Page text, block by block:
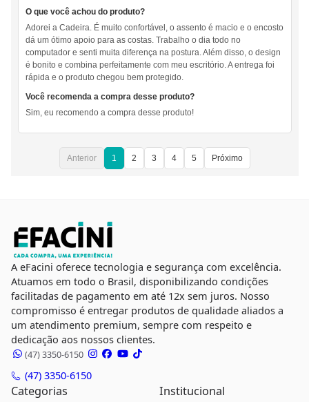
O que você achou do produto?
Adorei a Cadeira. É muito confortável, o assento é macio e o encosto
dá um ótimo apoio para as costas. Trabalho o dia todo no
computador e senti muita diferença na postura. Além disso, o design
é bonito e combina perfeitamente com meu escritório. A entrega foi
rápida e o produto chegou bem protegido.
Você recomenda a compra desse produto?
Sim, eu recomendo a compra desse produto!
Anterior 1 2 3 4 5 Próximo
A eFacini oferece tecnologia e segurança com excelência.
Atuamos em todo o Brasil, disponibilizando condições
facilitadas de pagamento em até 12x sem juros. Nosso
compromisso é entregar produtos de qualidade aliados a
um atendimento premium, sempre com respeito e
dedicação aos nossos clientes.
(47) 3350-6150
(47) 3350-6150
Categorias Institucional